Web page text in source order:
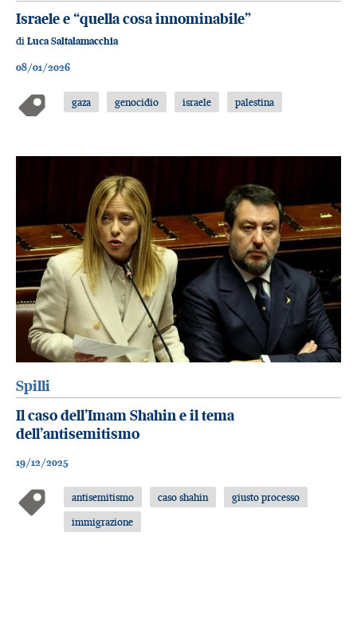
Israele e “quella cosa innominabile”
di Luca Saltalamacchia
08/01/2026
gaza genocidio israele palestina
Spilli
Il caso dell’Imam Shahin e il tema
dell’antisemitismo
19/12/2025
antisemitismo caso shahin
giusto processo
immigrazione